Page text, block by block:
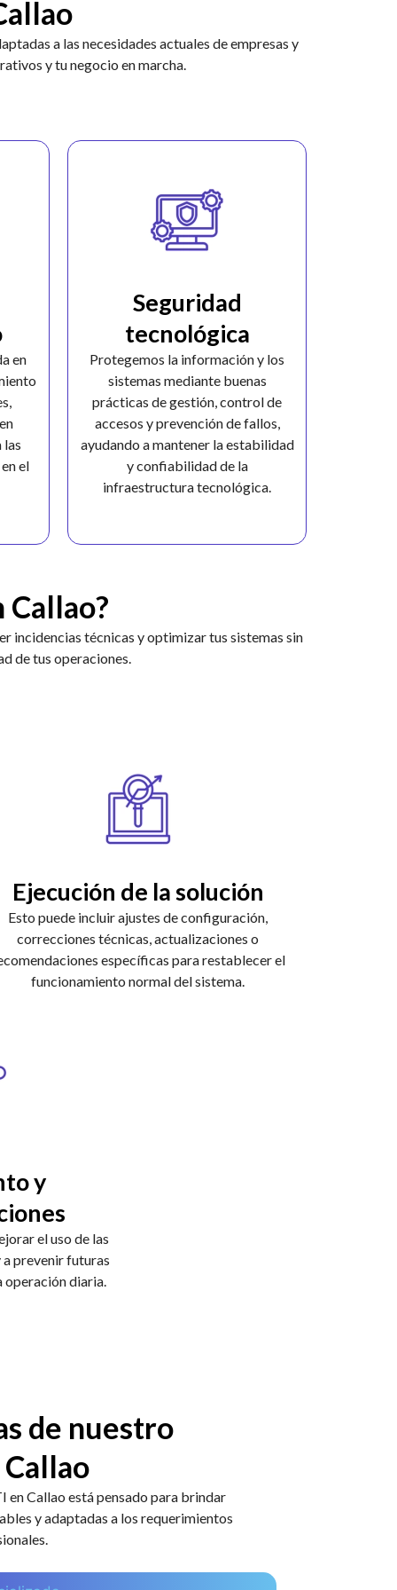
a las necesidades actuales de empresas y
y tu negocio en marcha.
en
las
el
Seguridad
tecnológica
Protegemos la información y los
sistemas mediante buenas
prácticas de gestión, control de
accesos y prevención de fallos,
ayudando a mantener la estabilidad
y confiabilidad de la
infraestructura tecnológica.
incidencias técnicas y optimizar tus sistemas sin
de tus operaciones.
Ejecución de la solución
Esto puede incluir ajustes de configuración,
correcciones técnicas, actualizaciones o
específicas para restablecer el
funcionamiento normal del sistema.
y
el uso de las
prevenir futuras
operación diaria.
de nuestro
Callao está pensado para brindar
y adaptadas a los requerimientos